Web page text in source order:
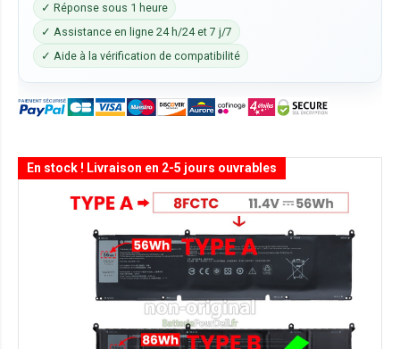
✓ Réponse sous 1 heure
✓ Assistance en ligne 24 h/24 et 7 j/7
✓ Aide à la vérification de compatibilité
En stock ! Livraison en 2-5 jours ouvrables